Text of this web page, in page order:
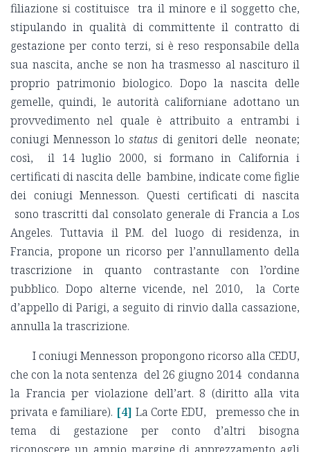
filiazione si costituisce tra il minore e il soggetto che,
stipulando in qualità di committente il contratto di
gestazione per conto terzi, si è reso responsabile della
sua nascita, anche se non ha trasmesso al nascituro il
proprio patrimonio biologico. Dopo la nascita delle
gemelle, quindi, le autorità californiane adottano un
provvedimento nel quale è attribuito a entrambi i
coniugi Mennesson lostatus di genitori delle neonate;
così, il 14 luglio 2000, si formano in California i
certificati di nascita delle bambine, indicate come figlie
dei coniugi Mennesson. Questi certificati di nascita
sono trascritti dal consolato generale di Francia a Los
Angeles. Tuttavia il P.M. del luogo di residenza, in
Francia, propone un ricorso per l’annullamento della
trascrizione in quanto contrastante con l’ordine
pubblico. Dopo alterne vicende, nel 2010, la Corte
d’appello di Parigi, a seguito di rinvio dalla cassazione,
annulla la trascrizione.
I coniugi Mennesson propongono ricorso alla CEDU,
che con la nota sentenza del 26 giugno 2014 condanna
la Francia per violazione dell’art. 8 (diritto alla vita
privata e familiare). [4] La Corte EDU, premesso che in
tema di gestazione per conto d’altri bisogna